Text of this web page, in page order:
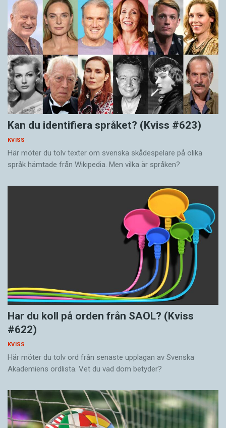
Kan du identifiera språket? (Kviss #623)
KVISS
Här möter du tolv texter om svenska skådespelare på olika
språk hämtade från Wikipedia. Men vilka är språken?
Har du koll på orden från SAOL? (Kviss
#622)
KVISS
Här möter du tolv ord från senaste upplagan av Svenska
Akademiens ordlista. Vet du vad dom betyder?